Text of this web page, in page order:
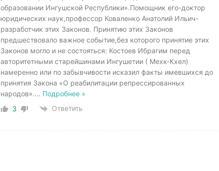
образовании Ингушской Республики».Помощник его-доктор
юридических наук,профессор Коваленко Анатолий Ильич-
разработчик этих Законов. Принятию этих Законов
предшествовало важное событие,без которого принятие этих
Законов могло и не состояться: Костоев Ибрагим перед
авторитетными старейшинами Ингушетии ( Мехк-Кхел)
намеренно или по забывчивости исказил факты имевшихся до
принятия Закона «О реабилитации репрессированных
народов».… Подробнее »
3
Ответить